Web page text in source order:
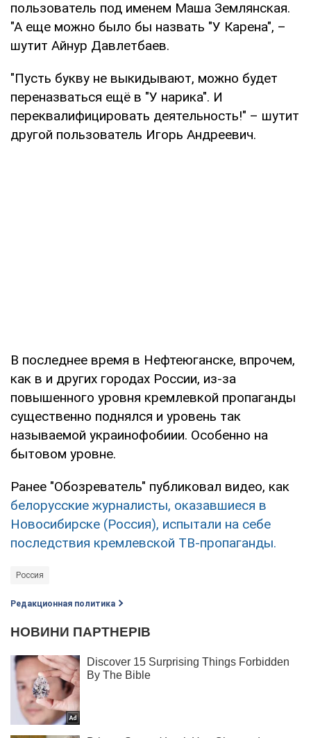
пользователь под именем Маша Землянская.
"А еще можно было бы назвать "У Карена", –
шутит Айнур Давлетбаев.
"Пусть букву не выкидывают, можно будет
переназваться ещё в "У нарика". И
переквалифицировать деятельность!" – шутит
другой пользователь Игорь Андреевич.
В последнее время в Нефтеюганске, впрочем,
как в и других городах России, из-за
повышенного уровня кремлевкой пропаганды
существенно поднялся и уровень так
называемой украинофобиии. Особенно на
бытовом уровне.
Ранее "Обозреватель" публиковал видео, как
белорусские журналисты, оказавшиеся в
Новосибирске (Россия), испытали на себе
последствия кремлевской ТВ-пропаганды.
Россия
Редакционная политика